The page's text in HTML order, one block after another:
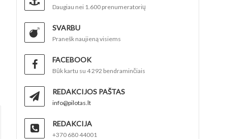
Daugiau nei 1.600 prenumeratorių
SVARBU
Pranešk naujieną visiems
FACEBOOK
Būk kartu su 4 292 bendraminčiais
REDAKCIJOS PAŠTAS
info@pilotas.lt
REDAKCIJA
+370 680 44001